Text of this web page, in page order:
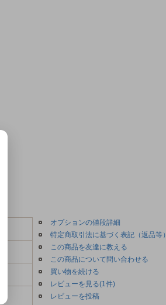
オプションの値段詳細
特定商取引法に基づく表記（返品等）
この商品を友達に教える
この商品について問い合わせる
買い物を続ける
レビューを見る(1件)
レビューを投稿